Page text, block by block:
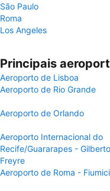
São Paulo
Roma
Los Angeles
Principais
Aeroporto de Lisboa
Aeroporto de Rio Grande
Aeroporto de Orlando
Aeroporto Internacional do
Recife/Guararapes - Gilberto
Freyre
Aeroporto de Roma -